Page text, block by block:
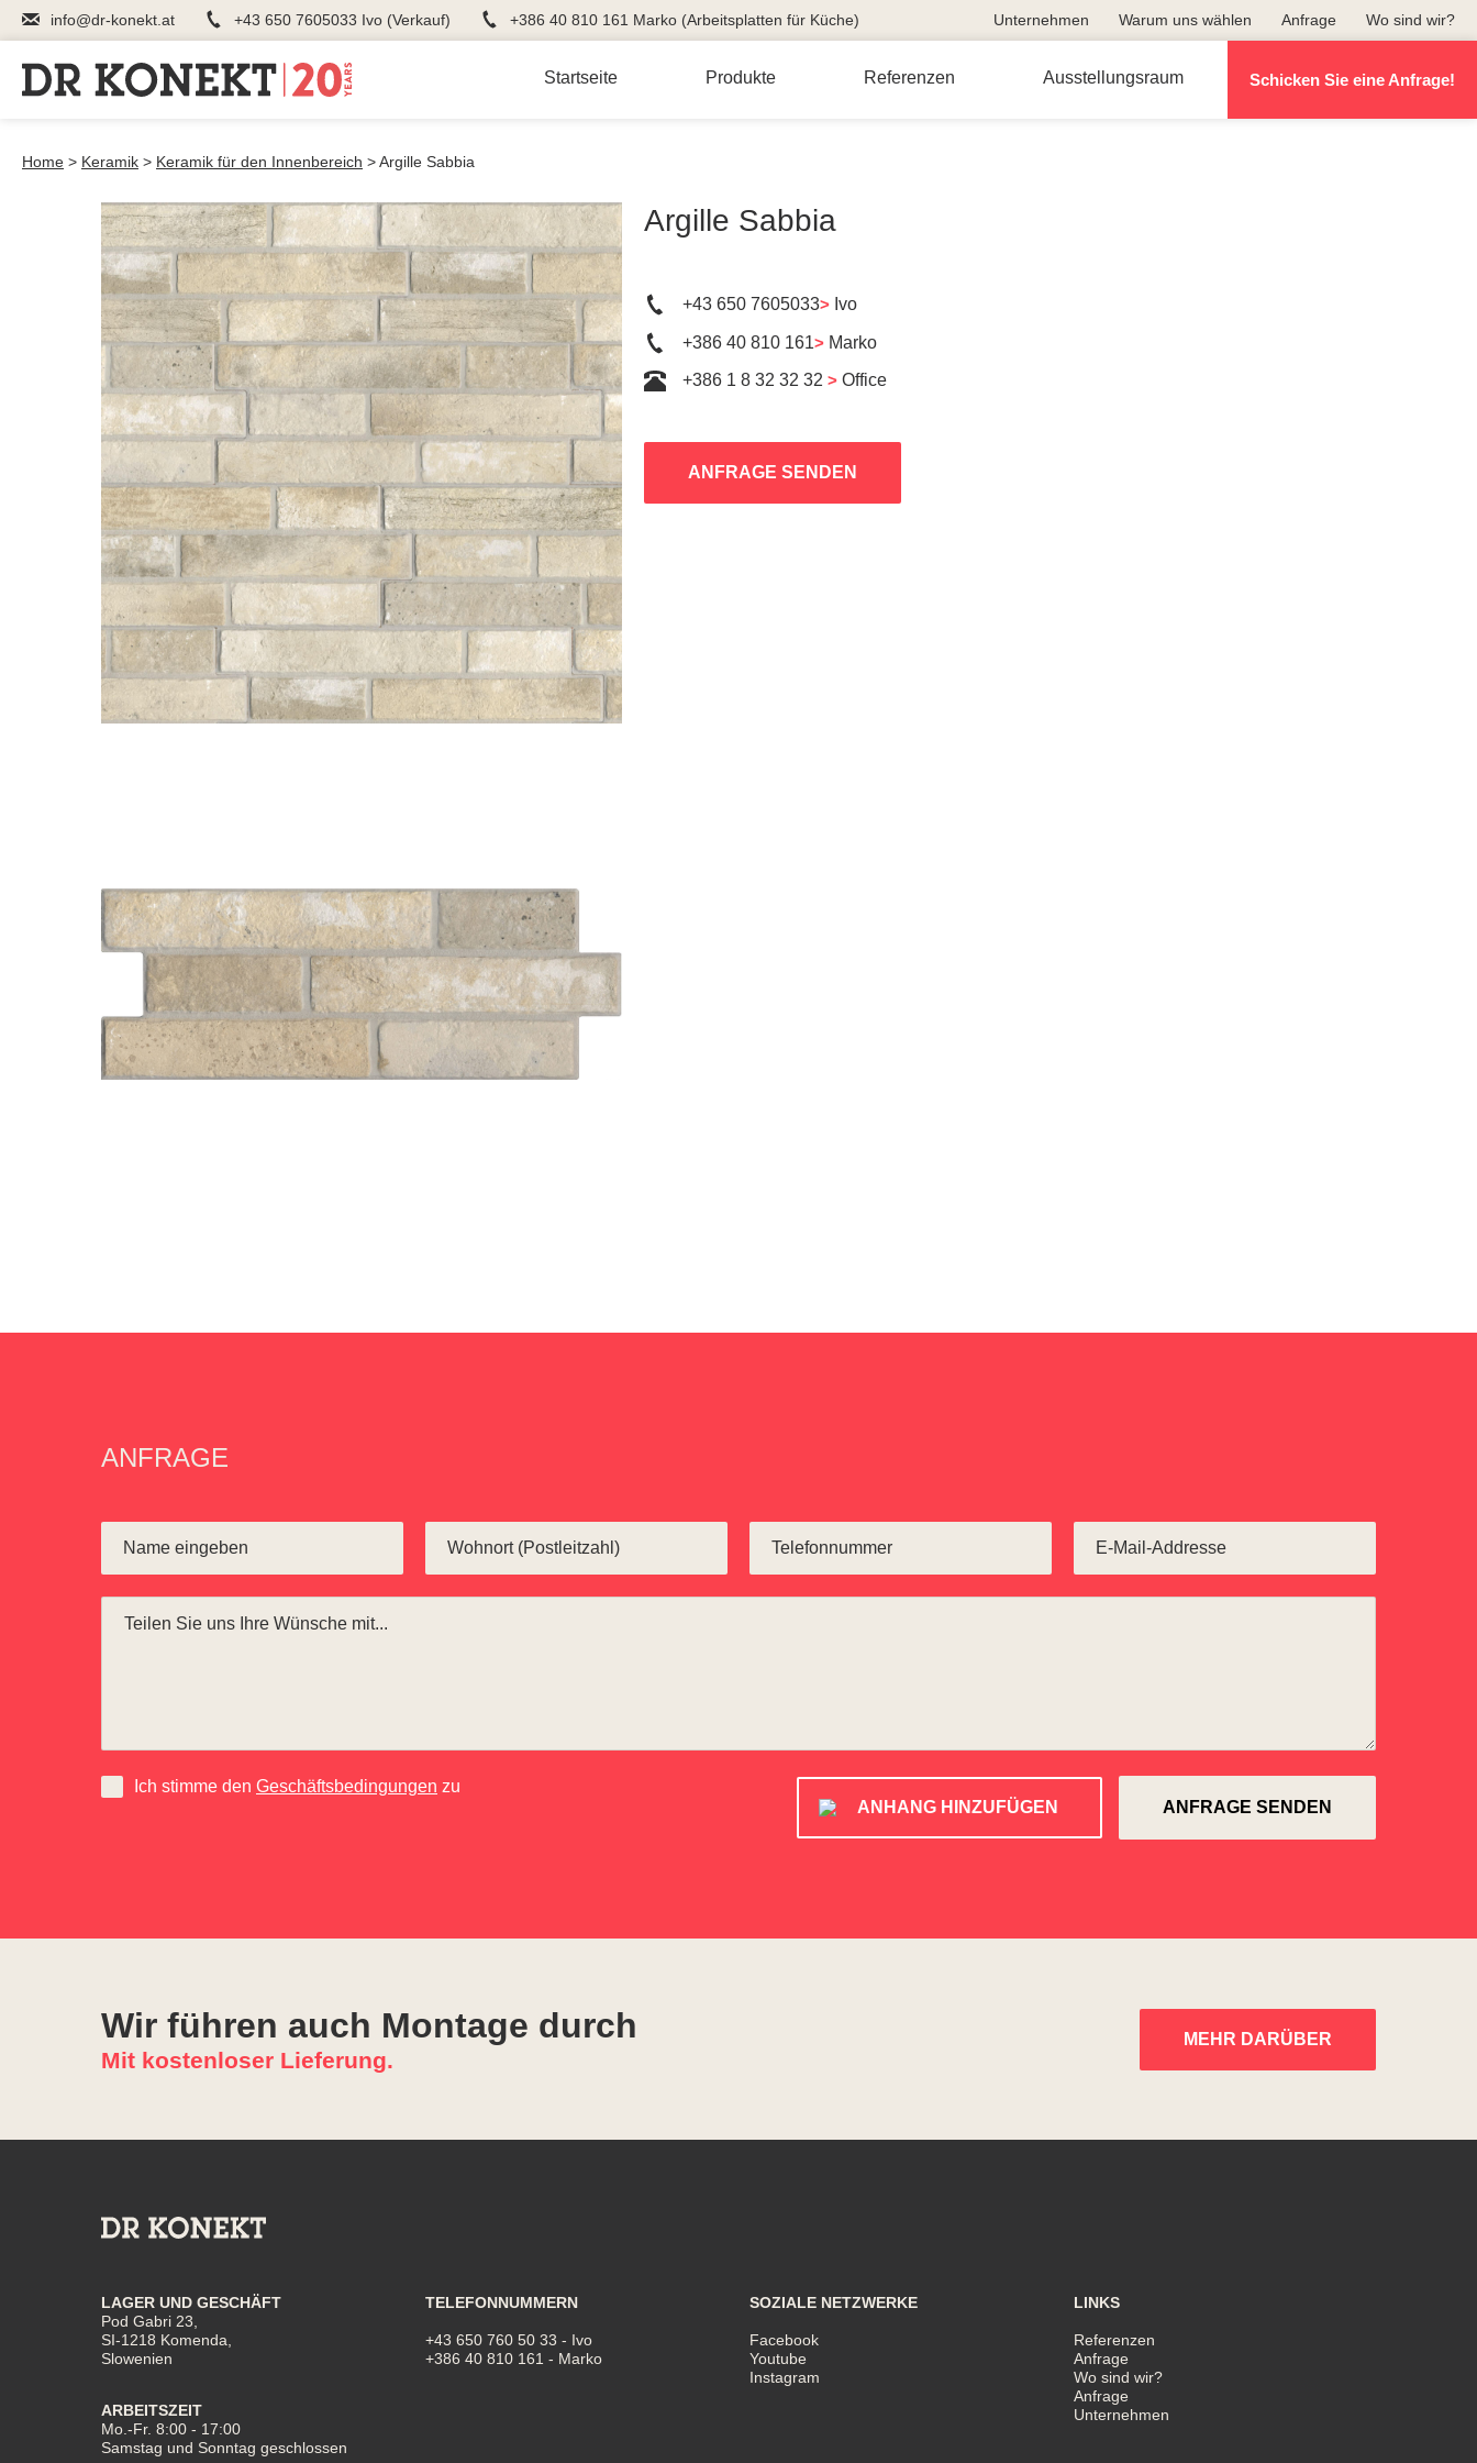
info@dr-konekt.at +43 650 7605033 Ivo (Verkauf) +386 40 810 161 Marko (Arbeitsplatten für Küche) Unternehmen Warum uns wählen Anfrage Wo sind wir?
Startseite Produkte Referenzen Ausstellungsraum Schicken Sie eine Anfrage!
Home > Keramik > Keramik für den Innenbereich >Argille Sabbia
Argille Sabbia
+43 650 7605033> Ivo
+386 40 810 161> Marko
+386 1 8 32 32 32 > Office
ANFRAGE SENDEN
ANFRAGE
Ich stimme den Geschäftsbedingungen zu
ANHANG HINZUFÜGEN
Wir führen auch Montage durch
Mit kostenloser Lieferung.
MEHR DARÜBER
LAGER UND GESCHÄFT
Pod Gabri 23,
SI-1218 Komenda,
Slowenien
ARBEITSZEIT
Mo.-Fr. 8:00 - 17:00
Samstag und Sonntag geschlossen
TELEFONNUMMERN
+43 650 760 50 33 - Ivo
+386 40 810 161 - Marko
SOZIALE NETZWERKE
Facebook
Youtube
Instagram
LINKS
Referenzen
Anfrage
Wo sind wir?
Anfrage
Unternehmen